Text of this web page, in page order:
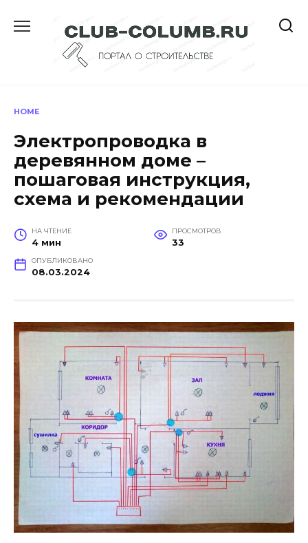
содержанию
HOME
Электропроводка в
деревянном доме –
пошаговая инструкция,
схема и рекомендации
НА ЧТЕНИЕ
4 мин
ПРОСМОТРОВ
33
ОПУБЛИКОВАНО
08.03.2024